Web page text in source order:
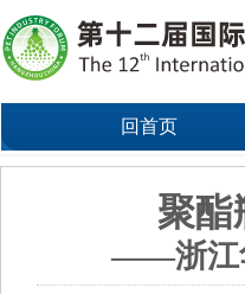
回首页
聚酯
——浙江